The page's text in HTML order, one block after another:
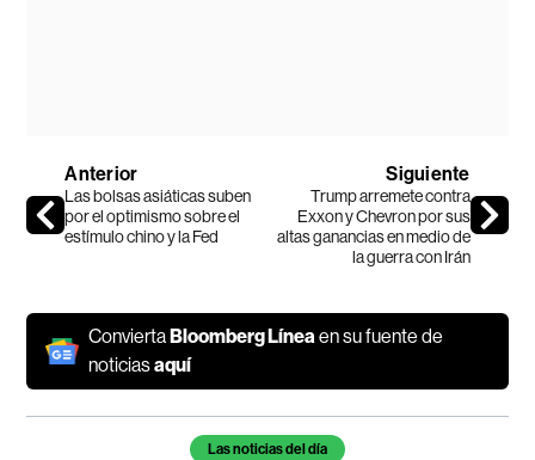
Anterior
Las bolsas asiáticas suben
por el optimismo sobre el
estímulo chino y la Fed
Siguiente
Trump arremete contra
Exxon y Chevron por sus
altas ganancias en medio de
la guerra con Irán
ConviertaBloomberg Líneaen su fuente de
noticiasaquí
Temas de este artículoLas noticias del día